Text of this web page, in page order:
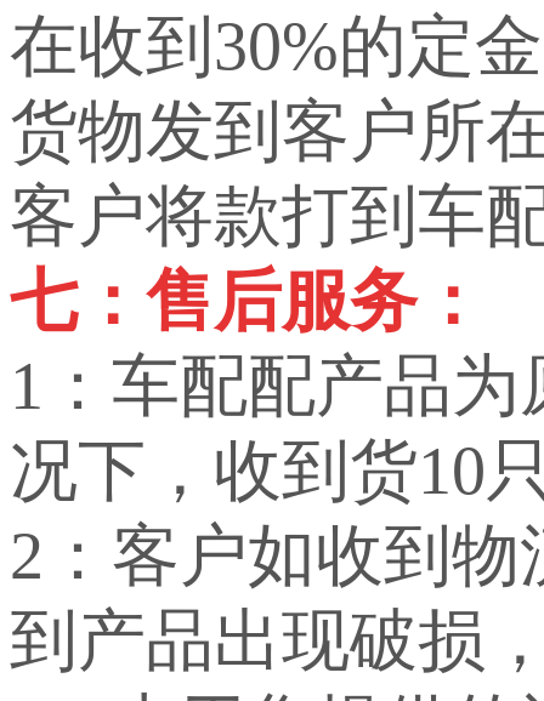
在收到30%的定
货物发到客户所
客户将款打到车
七：售后服务：
1：车配配产品
况下，收到货10
2：客户如收到
到产品出现破损